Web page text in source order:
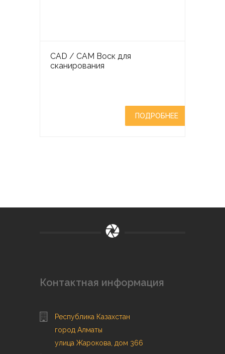
CAD / CAM Воск для
сканирования
ПОДРОБНЕЕ
Контактная информация
Республика Казахстан
город Алматы
улица Жарокова, дом 366